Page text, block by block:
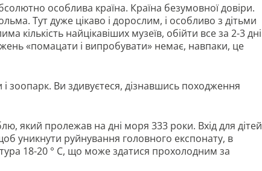
особлива країна. Країна безумовної довіри.
Тут дуже цікаво і дорослим, і особливо з дітьми
кількість найцікавіших музеїв, обійти все за 2-3 дні
«помацати і випробувати» немає, навпаки, це
і зоопарк. Ви здивуєтеся, дізнавшись походження
який пролежав на дні моря 333 роки. Вхід для дітей
уникнути руйнування головного експонату, в
18-20 ° C, що може здатися прохолодним за